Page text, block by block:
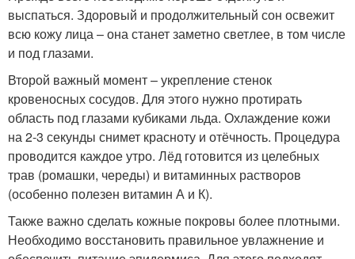
выспаться. Здоровый и продолжительный сон освежит
всю кожу лица – она станет заметно светлее, в том числе
и под глазами.
Второй важный момент – укрепление стенок
кровеносных сосудов. Для этого нужно протирать
область под глазами кубиками льда. Охлаждение кожи
на 2-3 секунды снимет красноту и отёчность. Процедура
проводится каждое утро. Лёд готовится из целебных
трав (ромашки, череды) и витаминных растворов
(особенно полезен витамин А и К).
Также важно сделать кожные покровы более плотными.
Необходимо восстановить правильное увлажнение и